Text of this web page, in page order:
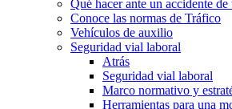
Qué hacer ante un accidente
Conoce las normas de Tráfico
Vehículos de auxilio
Seguridad vial laboral
Atrás
Seguridad vial laboral
Marco normativo y
Herramientas para una